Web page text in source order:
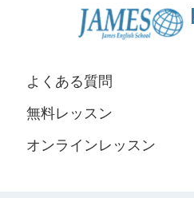
よくある質問
無料レッスン
オンラインレッスン